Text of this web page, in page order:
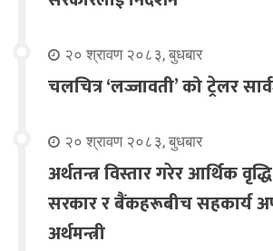
२० श्रावण २०८३, बुधबार
चलचित्र ‘लज्जावती’ को ट्रेलर
२० श्रावण २०८३, बुधबार
अर्थतन्त्र विस्तार गरेर आर्थिक
सरकार र बैंकहरूबीच सहकार्य
अर्थमन्त्री